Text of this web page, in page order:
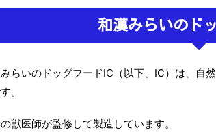
和漢みらいのド
らいのドッグフードIC（以下、IC）は、自
。
獣医師が監修して製造しています。